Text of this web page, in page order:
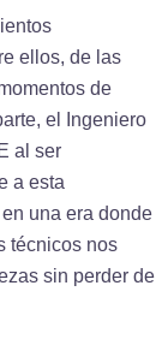
ellos, de las
de
el Ingeniero
al ser
a esta
una era donde
técnicos nos
sin perder de